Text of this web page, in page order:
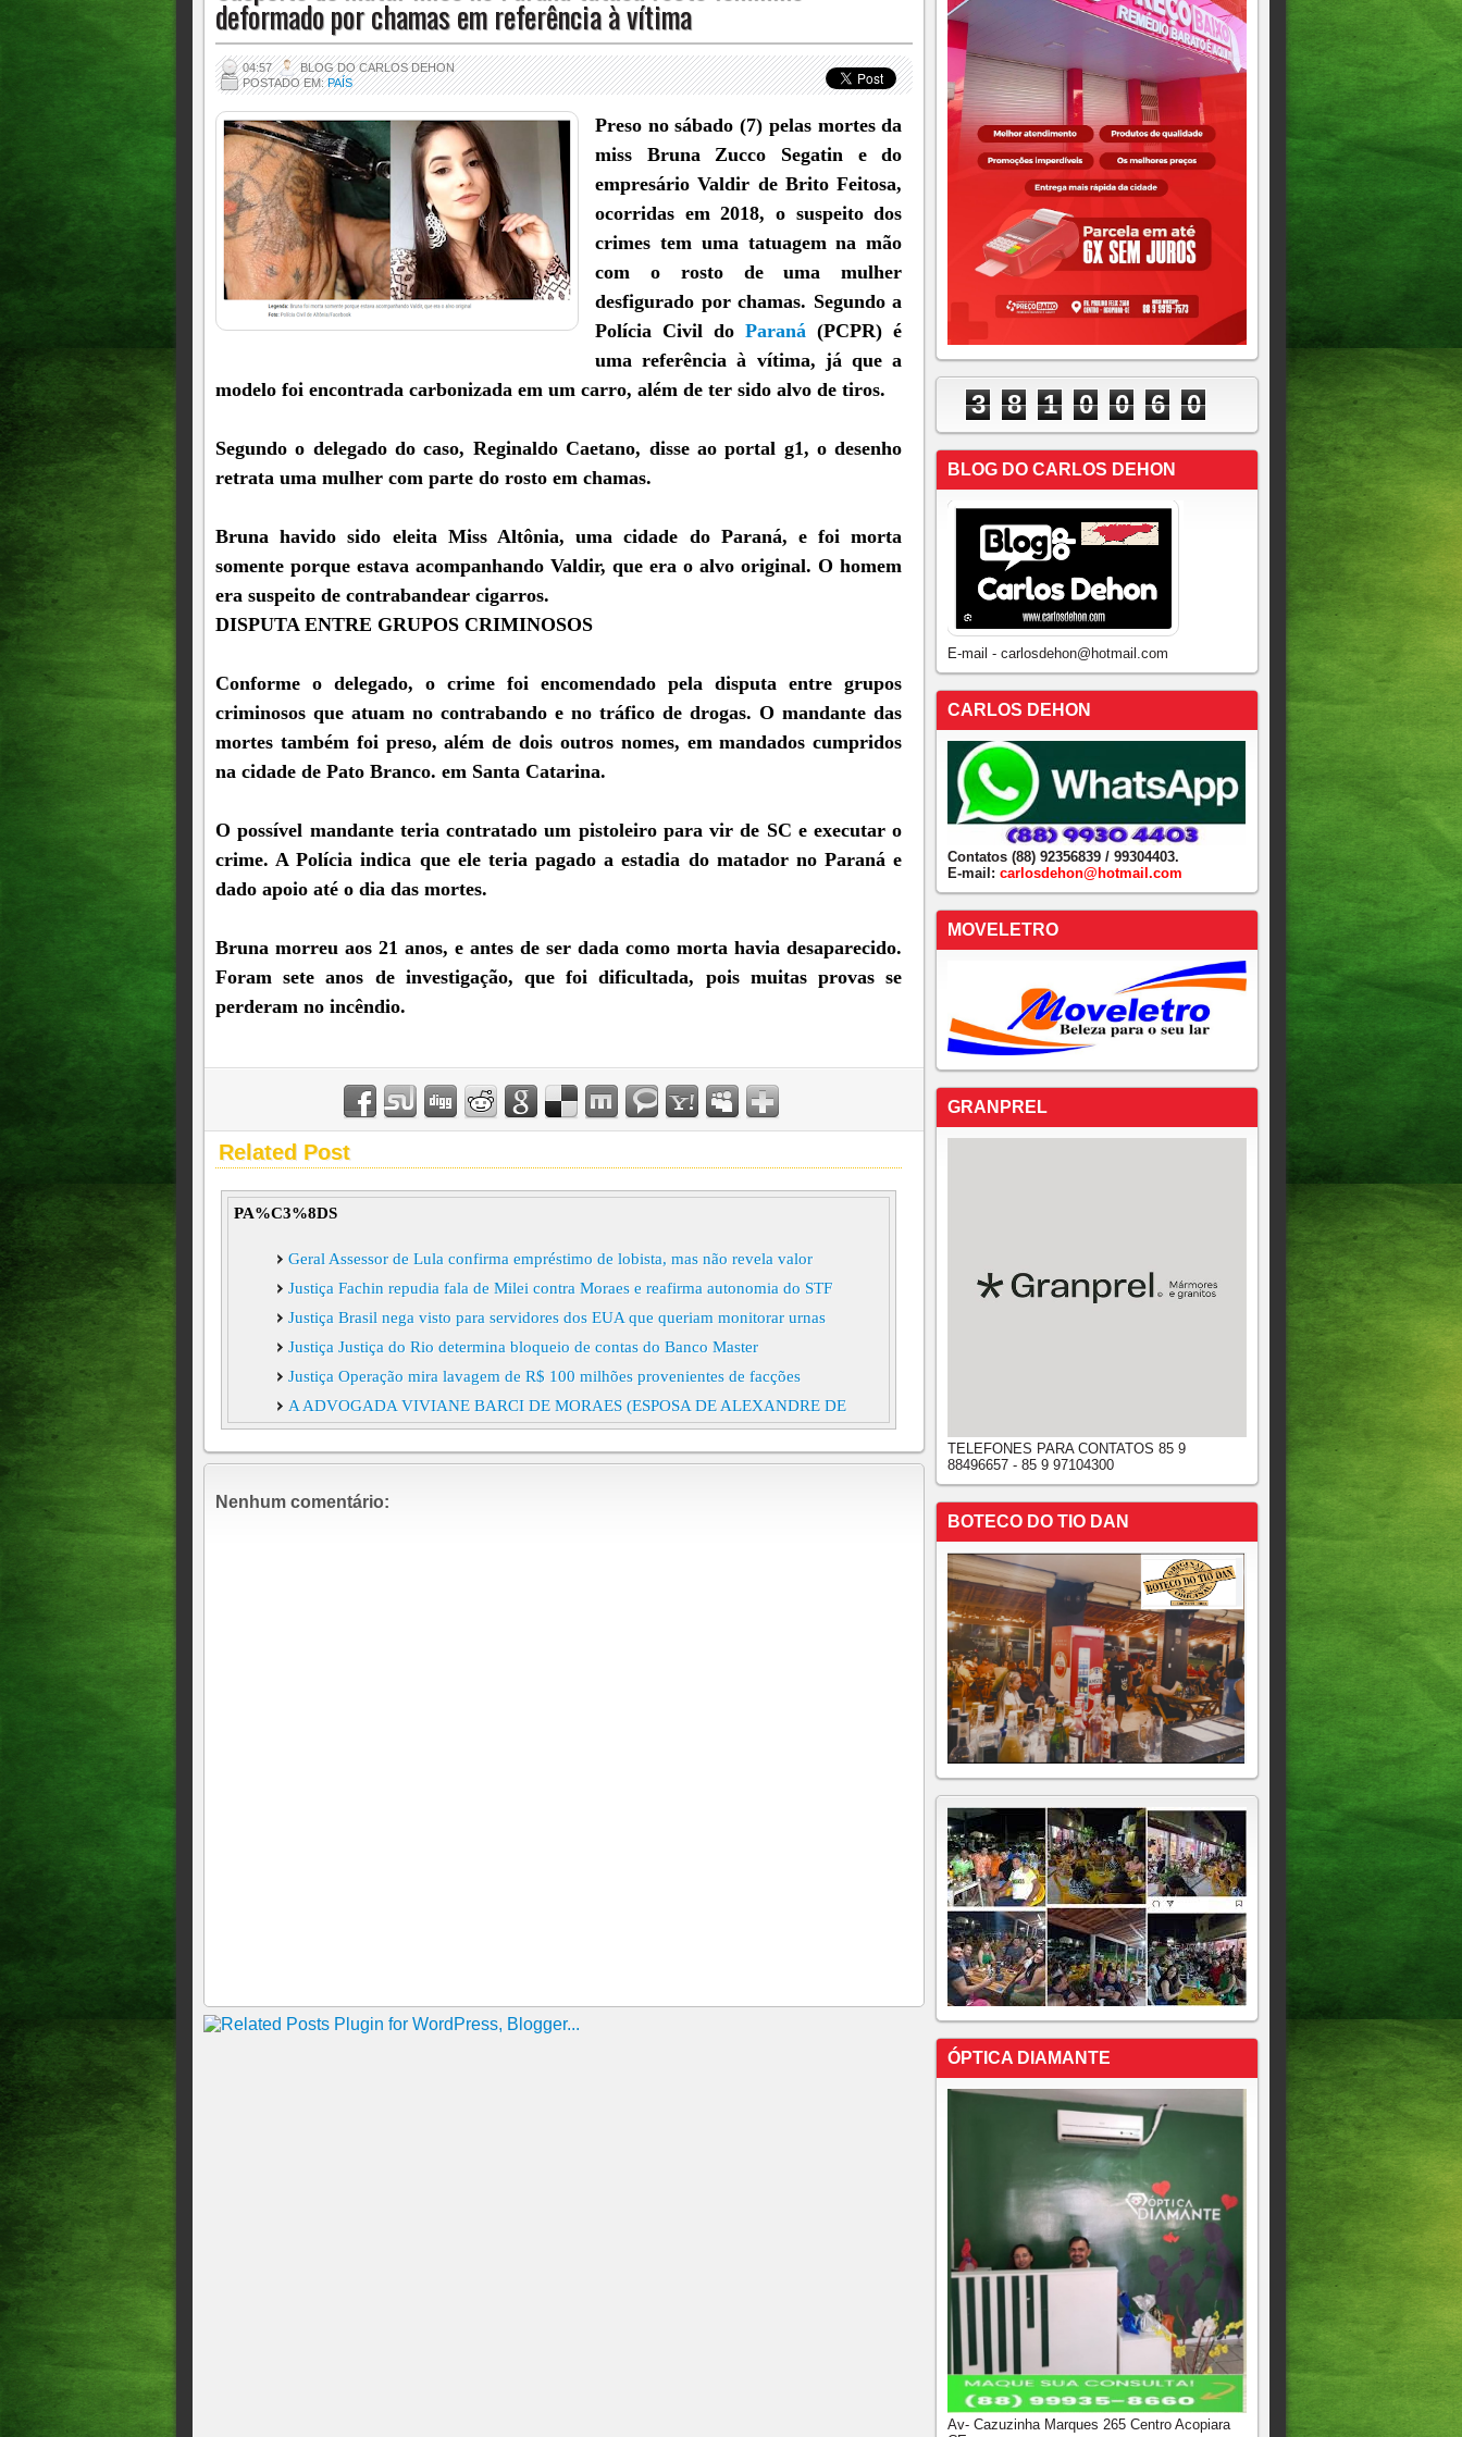
deformado por chamas em referência à vítima
04:57
BLOG DO CARLOS DEHON
POSTADO EM:PAÍS
Preso no sábado (7) pelas mortes da
miss Bruna Zucco Segatin e do
empresário Valdir de Brito Feitosa,
ocorridas em 2018, o suspeito dos
crimes tem uma tatuagem na mão
com o rosto de uma mulher
desfigurado por chamas. Segundo a
Polícia Civil doParaná(PCPR) é
uma referência à vítima, já que a
modelo foi encontrada carbonizada em um carro, além de ter sido alvo de tiros.
Segundo o delegado do caso, Reginaldo Caetano, disse ao portal g1, o desenho
retrata uma mulher com parte do rosto em chamas.
Bruna havido sido eleita Miss Altônia, uma cidade do Paraná, e foi morta
somente porque estava acompanhando Valdir, que era o alvo original. O homem
era suspeito de contrabandear cigarros.
DISPUTA ENTRE GRUPOS CRIMINOSOS
Conforme o delegado, o crime foi encomendado pela disputa entre grupos
criminosos que atuam no contrabando e no tráfico de drogas. O mandante das
mortes também foi preso, além de dois outros nomes, em mandados cumpridos
na cidade de Pato Branco. em Santa Catarina.
O possível mandante teria contratado um pistoleiro para vir de SC e executar o
crime. A Polícia indica que ele teria pagado a estadia do matador no Paraná e
dado apoio até o dia das mortes.
Bruna morreu aos 21 anos, e antes de ser dada como morta havia desaparecido.
Foram sete anos de investigação, que foi dificultada, pois muitas provas se
perderam no incêndio.
Related Post
PA%C3%8DS
Geral Assessor de Lula confirma empréstimo de lobista, mas não revela valor
Justiça Fachin repudia fala de Milei contra Moraes e reafirma autonomia do STF
Justiça Brasil nega visto para servidores dos EUA que queriam monitorar urnas
Justiça Justiça do Rio determina bloqueio de contas do Banco Master
Justiça Operação mira lavagem de R$ 100 milhões provenientes de facções
A ADVOGADA VIVIANE BARCI DE MORAES (ESPOSA DE ALEXANDRE DE
MORAES), MINISTRO DO STF, ENVIOU DIRETAMENTE A VORCARO
CONTRATO DE R$ 129 MILHÕES COM BANCO MASTER, DIZ JORNAL. 12h21
Prejuízo passa de R$ 9 milhões
Furo de reportagem sobre o uso indevido de um Avião da FAB pelo ministro José
Guimarães para ir a festa de Santo Antônio em Barbalha viralizou! O assunto está
Nenhum comentário:
3 8 1 0 0 6 1
BLOG DO CARLOS DEHON
E-mail - carlosdehon@hotmail.com
CARLOS DEHON
Contatos (88) 92356839 / 99304403.
E-mail: carlosdehon@hotmail.com
MOVELETRO
GRANPREL
TELEFONES PARA CONTATOS 85 9
88496657 - 85 9 97104300
BOTECO DO TIO DAN
ÓPTICA DIAMANTE
Av- Cazuzinha Marques 265 Centro Acopiara